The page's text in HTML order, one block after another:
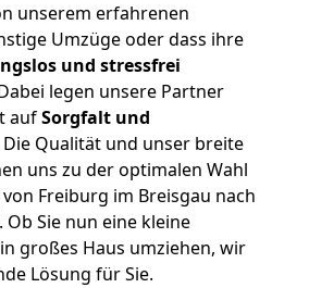
unserem erfahrenen
Umzüge oder dass ihre
und stressfrei
legen unsere Partner
aufSorgfalt und
Die Qualität und unser breite
uns zu der optimalen Wahl
Freiburg im Breisgau nach
Ob Sie nun eine kleine
großes Haus umziehen, wir
Lösung für Sie.